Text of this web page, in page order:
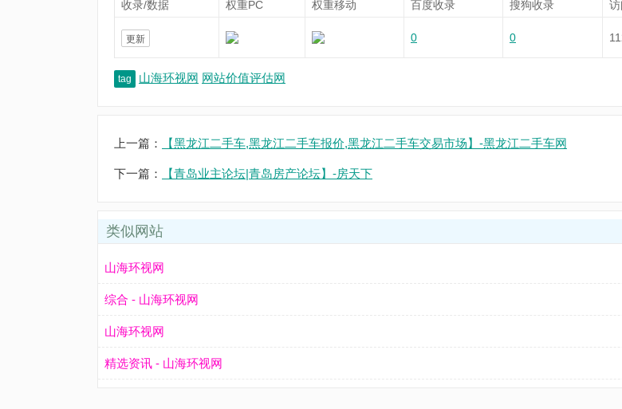
收录/数据 权重PC 权重移动 百度收录 搜狗收录
更新 0 0
tag 山海环视网 网站价值评估网
上一篇： 【黑龙江二手车,黑龙江二手车报价,黑龙江二手车交易市场】-黑龙江二手车网
下一篇： 【青岛业主论坛|青岛房产论坛】-房天下
类似网站
山海环视网
综合 - 山海环视网
山海环视网
精选资讯 - 山海环视网